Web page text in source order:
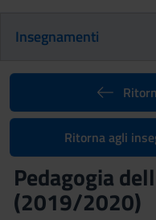
Insegnamenti
Ritorna agli
Pedagogia
(2019/2020)